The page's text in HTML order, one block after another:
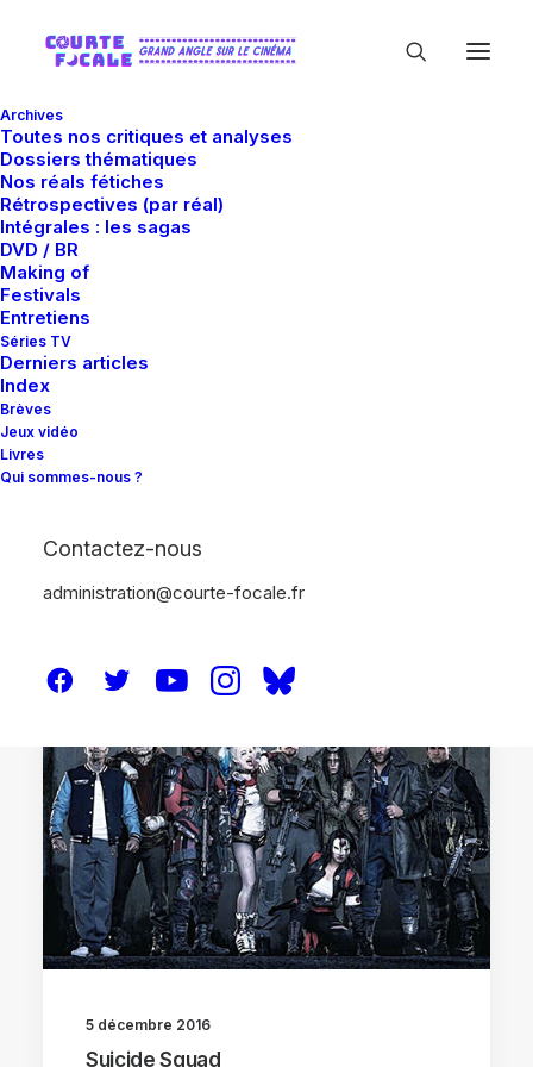
Archives
Toutes nos critiques et analyses
Dossiers thématiques
Nos réals fétiches
Rétrospectives (par réal)
Intégrales : les sagas
DVD / BR
Making of
Festivals
Entretiens
Séries TV
Derniers articles
Index
Brèves
Jeux vidéo
Livres
Qui sommes-nous ?
Contactez-nous
administration@courte-focale.fr
5 décembre 2016
Suicide Squad